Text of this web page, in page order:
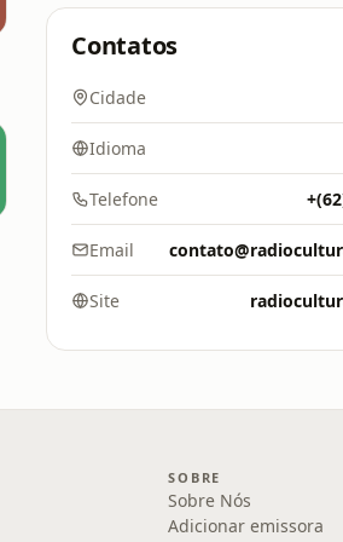
Contatos
Cidade
Idioma
Telefone
Email
Site
SOBRE
Sobre Nós
Adicionar emissora